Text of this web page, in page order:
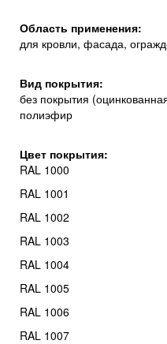
Область применения:
для кровли, фасада,
Вид покрытия:
без покрытия
полиэфир
Цвет покрытия:
RAL 1000
RAL 1001
RAL 1002
RAL 1003
RAL 1004
RAL 1005
RAL 1006
RAL 1007